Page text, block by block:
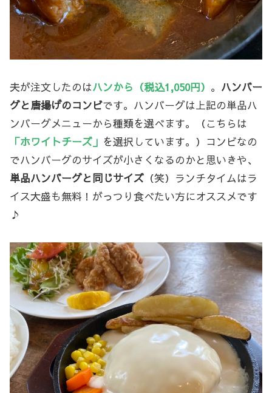
夫が注文したのはハンから（税込1,050円） 。 ハンバー
グと唐揚げのコンビです。ハンバーグは上記の単品ハ
ンバーグメニューから種類を選べます。（こちらは
「ホワイトチーズ」 を選択しています。）コンビなの
でハンバーグのサイズが小さくなるのかと思いきや、
単品ハンバーグと同じサイズ （笑）ランチタイムはラ
イス大盛も無料！がっつり食べたい方にオススメです
♪